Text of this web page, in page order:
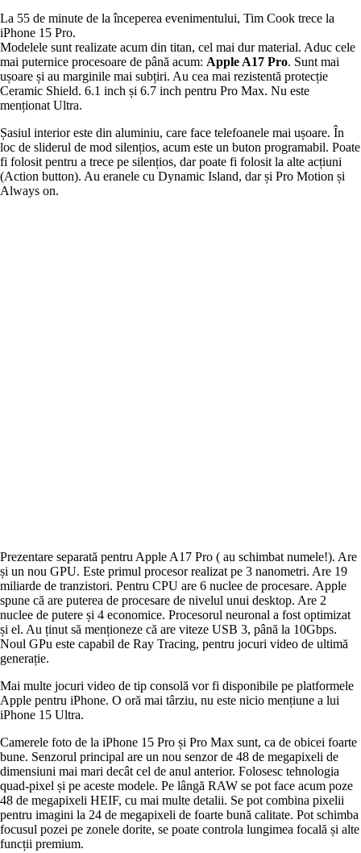
La 55 de minute de la începerea evenimentului, Tim Cook trece la
iPhone 15 Pro.
Modelele sunt realizate acum din titan, cel mai dur material. Aduc cele
mai puternice procesoare de până acum: Apple A17 Pro. Sunt mai
ușoare și au marginile mai subțiri. Au cea mai rezistentă protecție
Ceramic Shield. 6.1 inch și 6.7 inch pentru Pro Max. Nu este
menționat Ultra.
Șasiul interior este din aluminiu, care face telefoanele mai ușoare. În
loc de sliderul de mod silențios, acum este un buton programabil. Poate
fi folosit pentru a trece pe silențios, dar poate fi folosit la alte acțiuni
(Action button). Au eranele cu Dynamic Island, dar și Pro Motion și
Always on.
Prezentare separată pentru Apple A17 Pro ( au schimbat numele!). Are
și un nou GPU. Este primul procesor realizat pe 3 nanometri. Are 19
miliarde de tranzistori. Pentru CPU are 6 nuclee de procesare. Apple
spune că are puterea de procesare de nivelul unui desktop. Are 2
nuclee de putere și 4 economice. Procesorul neuronal a fost optimizat
și el. Au ținut să menționeze că are viteze USB 3, până la 10Gbps.
Noul GPu este capabil de Ray Tracing, pentru jocuri video de ultimă
generație.
Mai multe jocuri video de tip consolă vor fi disponibile pe platformele
Apple pentru iPhone. O oră mai târziu, nu este nicio mențiune a lui
iPhone 15 Ultra.
Camerele foto de la iPhone 15 Pro și Pro Max sunt, ca de obicei foarte
bune. Senzorul principal are un nou senzor de 48 de megapixeli de
dimensiuni mai mari decât cel de anul anterior. Folosesc tehnologia
quad-pixel și pe aceste modele. Pe lângă RAW se pot face acum poze
48 de megapixeli HEIF, cu mai multe detalii. Se pot combina pixelii
pentru imagini la 24 de megapixeli de foarte bună calitate. Pot schimba
focusul pozei pe zonele dorite, se poate controla lungimea focală și alte
funcții premium.